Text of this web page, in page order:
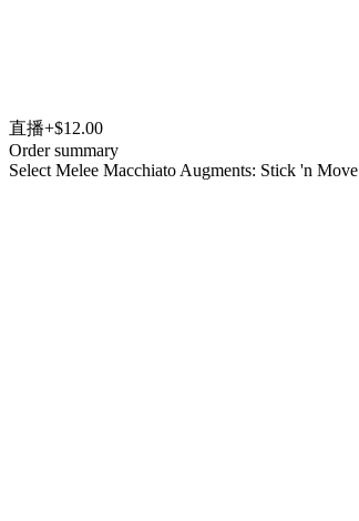
直播+$12.00
Order summary
Select Melee Macchiato Augments: Stick 'n Move